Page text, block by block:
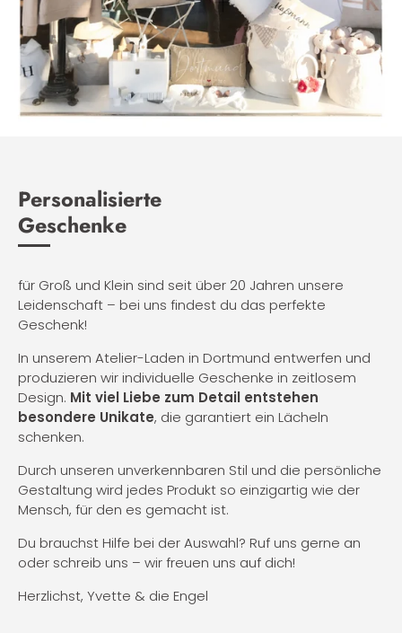
Personalisierte
Geschenke
für Groß und Klein sind seit über 20 Jahren unsere
Leidenschaft – bei uns findest du das perfekte
Geschenk!
In unserem Atelier-Laden in Dortmund entwerfen und
produzieren wir individuelle Geschenke in zeitlosem
Design. Mit viel Liebe zum Detail entstehen
besondere Unikate, die garantiert ein Lächeln
schenken.
Durch unseren unverkennbaren Stil und die persönliche
Gestaltung wird jedes Produkt so einzigartig wie der
Mensch, für den es gemacht ist.
Du brauchst Hilfe bei der Auswahl? Ruf uns gerne an
oder schreib uns – wir freuen uns auf dich!
Herzlichst, Yvette & die Engel